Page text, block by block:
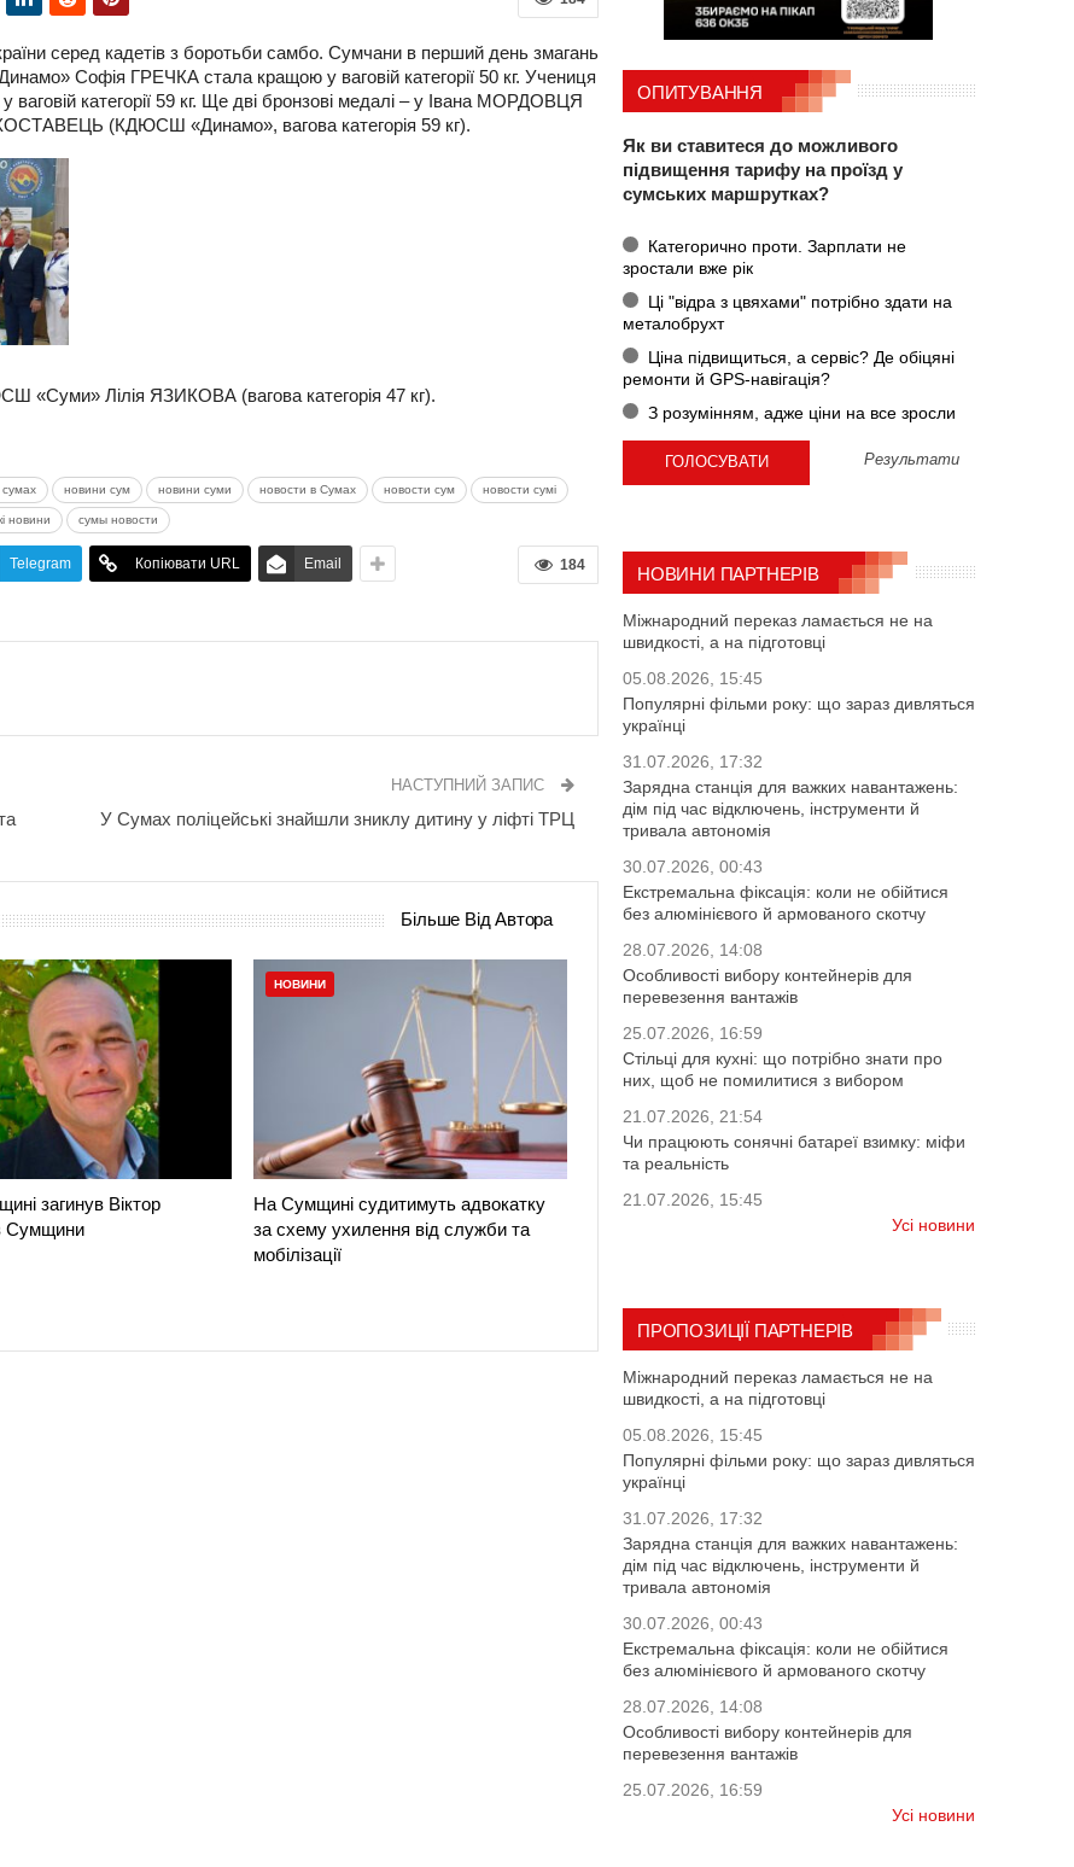
серед кадетів з боротьби самбо. Сумчани в перший день змагань
Софія ГРЕЧКА стала кращою у ваговій категорії 50 кг. Учениця
категорії 59 кг. Ще дві бронзові медалі – у Івана МОРДОВЦЯ
(КДЮСШ «Динамо», вагова категорія 59 кг).
«Суми» Лілія ЯЗИКОВА (вагова категорія 47 кг).
новини сум новини суми новости в Сумах новости сум новости сумі
новини сумы новости
184
Telegram Копіювати URL Email
НАСТУПНИЙ ЗАПИС
У Сумах поліцейські знайшли зниклу дитину у ліфті ТРЦ
Більше Від Автора
загинув Віктор
Сумщини
НОВИНИ
На Сумщині судитимуть адвокатку
за схему ухилення від служби та
мобілізації
ОПИТУВАННЯ
Як ви ставитеся до можливого
підвищення тарифу на проїзд у
сумських маршрутках?
Категорично проти. Зарплати не
зростали вже рік
Ці "відра з цвяхами" потрібно здати на
металобрухт
Ціна підвищиться, а сервіс? Де обіцяні
ремонти й GPS-навігація?
З розумінням, адже ціни на все зросли
Результати
НОВИНИ ПАРТНЕРІВ
Міжнародний переказ ламається не на
швидкості, а на підготовці
05.08.2026, 15:45
Популярні фільми року: що зараз дивляться
українці
31.07.2026, 17:32
Зарядна станція для важких навантажень:
дім під час відключень, інструменти й
тривала автономія
30.07.2026, 00:43
Екстремальна фіксація: коли не обійтися
без алюмінієвого й армованого скотчу
28.07.2026, 14:08
Особливості вибору контейнерів для
перевезення вантажів
25.07.2026, 16:59
Стільці для кухні: що потрібно знати про
них, щоб не помилитися з вибором
21.07.2026, 21:54
Чи працюють сонячні батареї взимку: міфи
та реальність
21.07.2026, 15:45
Усі новини
ПРОПОЗИЦІЇ ПАРТНЕРІВ
Міжнародний переказ ламається не на
швидкості, а на підготовці
05.08.2026, 15:45
Популярні фільми року: що зараз дивляться
українці
31.07.2026, 17:32
Зарядна станція для важких навантажень:
дім під час відключень, інструменти й
тривала автономія
30.07.2026, 00:43
Екстремальна фіксація: коли не обійтися
без алюмінієвого й армованого скотчу
28.07.2026, 14:08
Особливості вибору контейнерів для
перевезення вантажів
25.07.2026, 16:59
Усі новини